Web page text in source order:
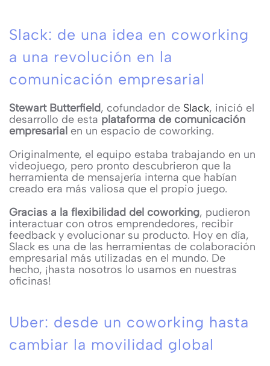
Slack: de una idea en coworking
a una revolución en la
comunicación empresarial
Stewart Butterfield, cofundador de Slack, inició el
desarrollo de esta plataforma de comunicación
empresarial en un espacio de coworking.
Originalmente, el equipo estaba trabajando en un
videojuego, pero pronto descubrieron que la
herramienta de mensajería interna que habían
creado era más valiosa que el propio juego.
Gracias a la flexibilidad del coworking, pudieron
interactuar con otros emprendedores, recibir
feedback y evolucionar su producto. Hoy en día,
Slack es una de las herramientas de colaboración
empresarial más utilizadas en el mundo. De
hecho, ¡hasta nosotros lo usamos en nuestras
oficinas!
Uber: desde un coworking hasta
cambiar la movilidad global